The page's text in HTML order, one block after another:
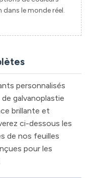
le monde réel.
personnalisés
galvanoplastie
brillante et
ci-dessous les
de nos feuilles
pour les